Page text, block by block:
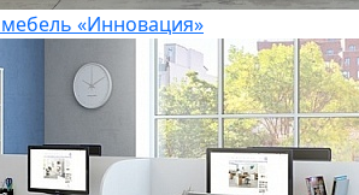
«Инновация»